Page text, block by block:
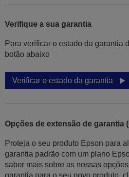
Verifique a sua garantia
Para verificar o estado da garantia
botão abaixo
Verificar o estado da garantia
Opções de extensão de garantia
Proteja o seu produto Epson para
garantia padrão com um plano
saber mais sobre as nossas